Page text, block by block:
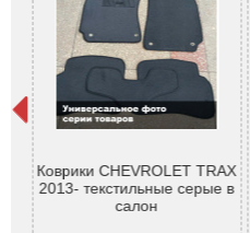
Коврики CHEVROLET TRAX
2013- текстильные серые в
салон